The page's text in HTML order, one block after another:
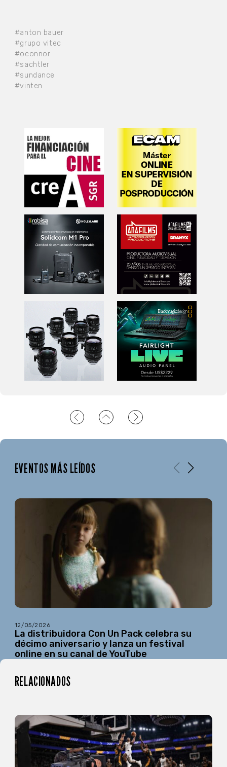
#anton bauer
#grupo vitec
#oconnor
#sachtler
#sundance
#vinten
EVENTOS MÁS LEÍDOS
12/05/2026
La distribuidora Con Un Pack celebra su
décimo aniversario y lanza un festival
online en su canal de YouTube
RELACIONADOS